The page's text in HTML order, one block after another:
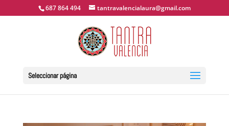
687 864 494 tantravalencialaura@gmail.com
Seleccionar página